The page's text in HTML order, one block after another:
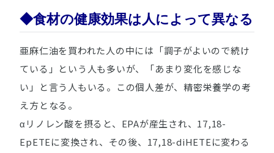
◆食材の健康効果は人によって異なる
亜麻仁油を買われた人の中には「調子がよいので続け
ている」という人も多いが、「あまり変化を感じな
い」と言う人もいる。この個人差が、精密栄養学の考
え方となる。
αリノレン酸を摂ると、EPAが産生され、17,18-
EpETEに変換され、その後、17,18-diHETEに変わる